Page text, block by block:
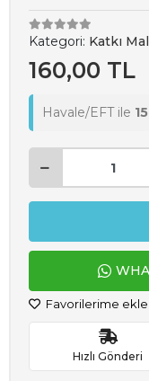
Kategori: Katkı
160,00 TL
Havale/EFT ile
Favorilerime ekle
Hızlı Gönderi